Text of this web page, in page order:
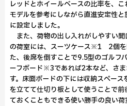
レッドとホイールベースの比率を、
モデルを参考にしながら直進安定性
に設定しました。
また、荷物の出し入れがしやすい
の荷室には、スーツケース※1 2個を
た、後席を倒すことで9.5型のゴル
ーフボード※3であれば2本など、さ
す。床面ボードの下には収納スペー
を立てて仕切り板として使うことで
ておくこともできる使い勝手の良い荷